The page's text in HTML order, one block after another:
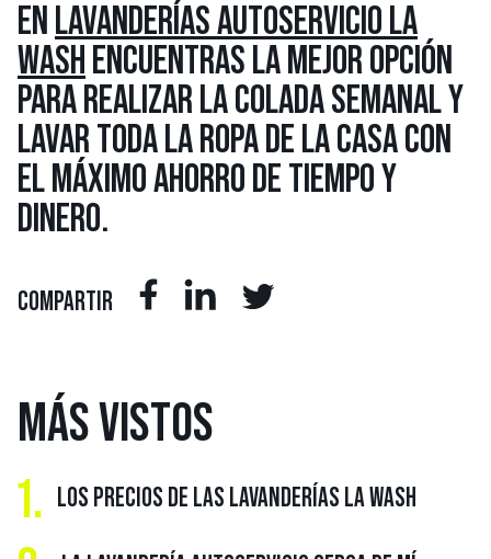
EN LAVANDERÍAS AUTOSERVICIO LA
WASH ENCUENTRAS LA MEJOR OPCIÓN
PARA REALIZAR LA COLADA SEMANAL Y
LAVAR TODA LA ROPA DE LA CASA CON
EL MÁXIMO AHORRO DE TIEMPO Y
DINERO.
COMPARTIR
MÁSVISTOS
1.
LOS PRECIOS DE LAS LAVANDERÍAS LA WASH